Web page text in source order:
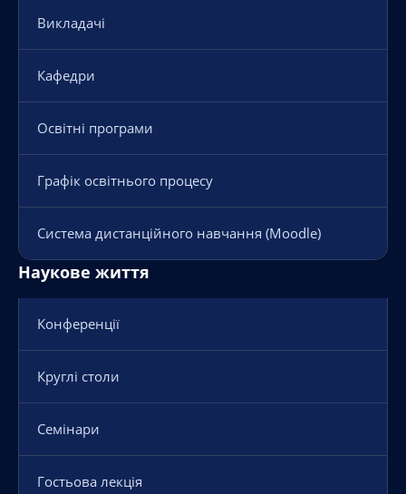
Викладачі
Кафедри
Освітні програми
Графік освітнього процесу
Система дистанційного навчання (Moodle)
Наукове життя
Конференції
Круглі столи
Семінари
Гостьова лекція